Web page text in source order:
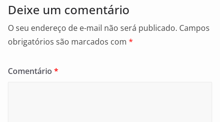
k
Deixe um comentário
O seu endereço de e-mail não será publicado. Campos
obrigatórios são marcados com *
Comentário *